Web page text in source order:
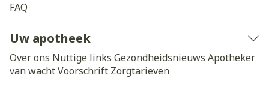
FAQ
Uw apotheek
Over ons Nuttige links Gezondheidsnieuws Apotheker
van wachtVoorschrift Zorgtarieven